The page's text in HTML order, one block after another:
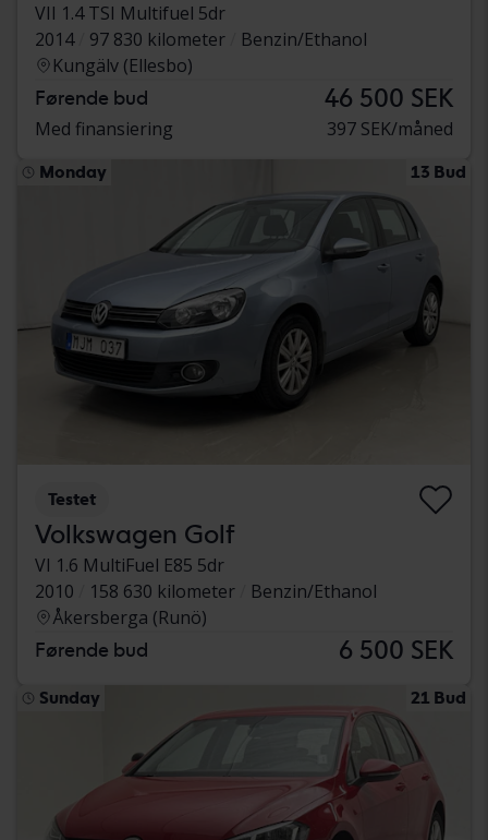
VII 1.4 TSI Multifuel 5dr
2014
97 830 kilometer
Benzin/Ethanol
Kungälv (Ellesbo)
Førende bud 46 500 SEK
Med finansiering 397 SEK/måned
Monday 13 Bud
Testet
Volkswagen Golf
VI 1.6 MultiFuel E85 5dr
2010
158 630 kilometer
Benzin/Ethanol
Åkersberga (Runö)
Førende bud 6 500 SEK
Sunday 21 Bud